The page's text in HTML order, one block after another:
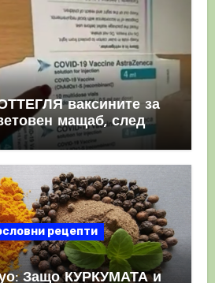
ваксините за
мащаб, след
те причиняват
рецепти
Защо КУРКУМАТА и